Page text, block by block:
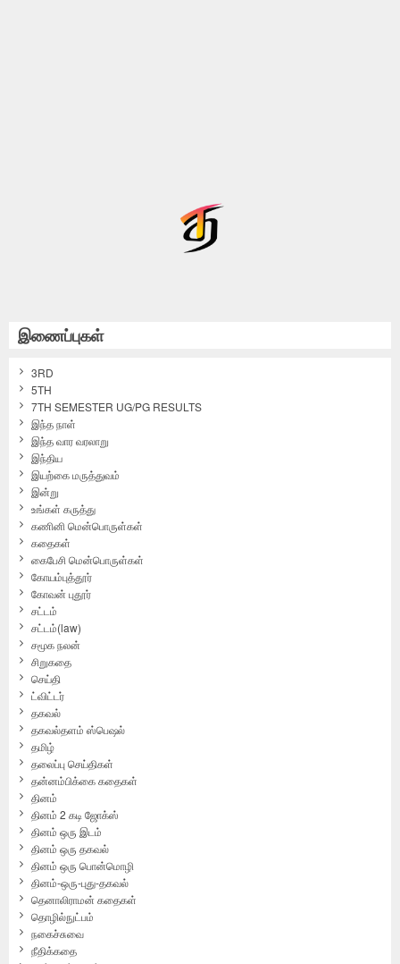
இணைப்புகள்
3RD
5TH
7TH SEMESTER UG/PG RESULTS
இந்த நாள்
இந்த வார வரலாறு
இந்திய
இயற்கை மருத்துவம்
இன்று
உங்கள் கருத்து
கணினி மென்பொருள்கள்
கதைகள்
கைபேசி மென்பொருள்கள்
கோயம்புத்தூர்
கோவன் புதூர்
சட்டம்
சட்டம்(law)
சமூக நலன்
சிறுகதை
செய்தி
ட்விட்டர்
தகவல்
தகவல்தளம் ஸ்பெஷல்
தமிழ்
தலைப்பு செய்திகள்
தன்னம்பிக்கை கதைகள்
தினம்
தினம் 2 கடி ஜோக்ஸ்
தினம் ஒரு இடம்
தினம் ஒரு தகவல்
தினம் ஒரு பொன்மொழி
தினம்-ஒரு-புது-தகவல்
தெனாலிராமன் கதைகள்
தொழில்நுட்பம்
நகைச்சுவை
நீதிக்கதை